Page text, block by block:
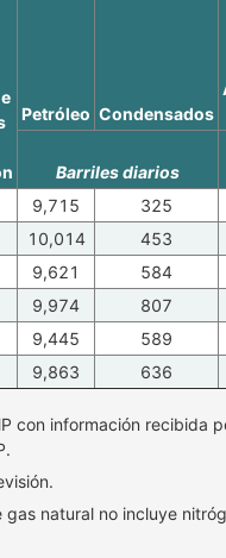
Petróleo Condensados
Barriles diarios
9,715 325
10,014 453
9,621 584
9,974 807
9,445 589
9,863 636
con información recibida
natural no incluye